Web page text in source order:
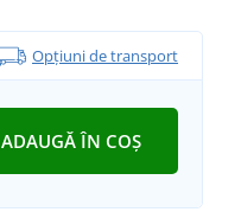
Opțiuni de transport
ADAUGĂ ÎN COȘ